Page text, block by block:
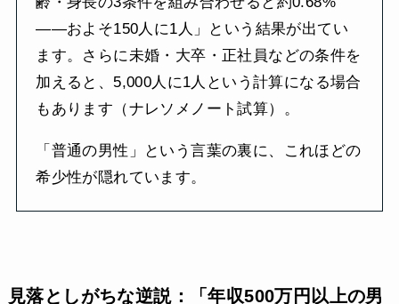
——およそ150人に1人」という結果が出てい
ます。さらに未婚・大卒・正社員などの条件を
加えると、5,000人に1人という計算になる場合
もあります（ナレソメノート試算）。
「普通の男性」という言葉の裏に、これほどの
希少性が隠れています。
見落としがちな逆説：「年収500万円以上の男